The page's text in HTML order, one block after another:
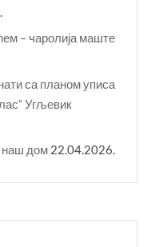
– чаролија маште
са планом уписа
Угљевик
наш дом 22.04.2026.